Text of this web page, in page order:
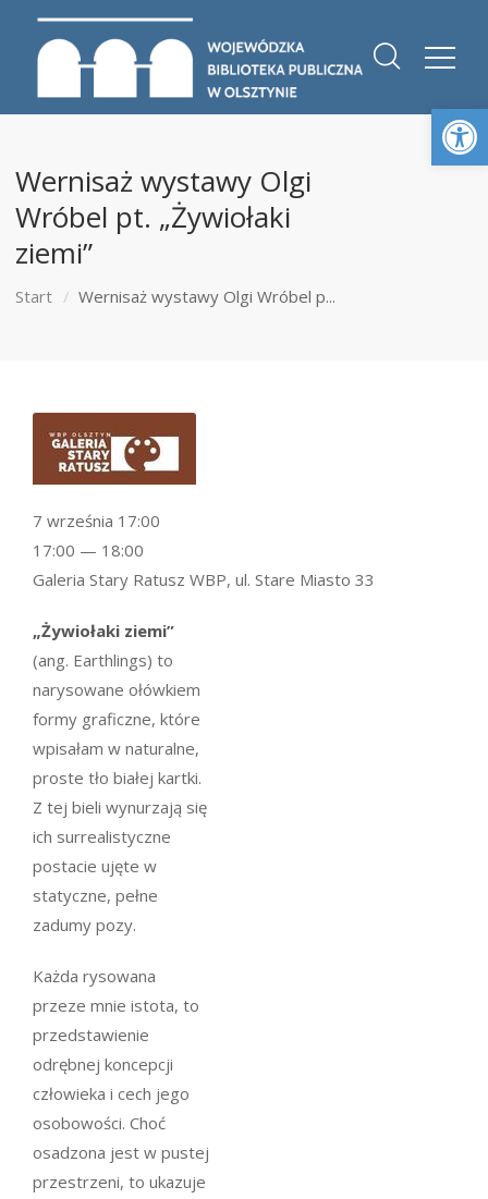
Wernisaż wystawy Olgi
Wróbel pt. „Żywiołaki
ziemi”
Start Wernisaż wystawy Olgi Wróbel p...
„Żywiołaki ziemi”
(ang. Earthlings) to
narysowane ołówkiem
formy graficzne, które
wpisałam w naturalne,
proste tło białej kartki.
Z tej bieli wynurzają się
ich surrealistyczne
postacie ujęte w
statyczne, pełne
zadumy pozy.
Każda rysowana
przeze mnie istota, to
przedstawienie
odrębnej koncepcji
człowieka i cech jego
osobowości. Choć
osadzona jest w pustej
przestrzeni, to ukazuje
7 września 17:00
17:00 — 18:00
Galeria Stary Ratusz WBP, ul. Stare Miasto 33